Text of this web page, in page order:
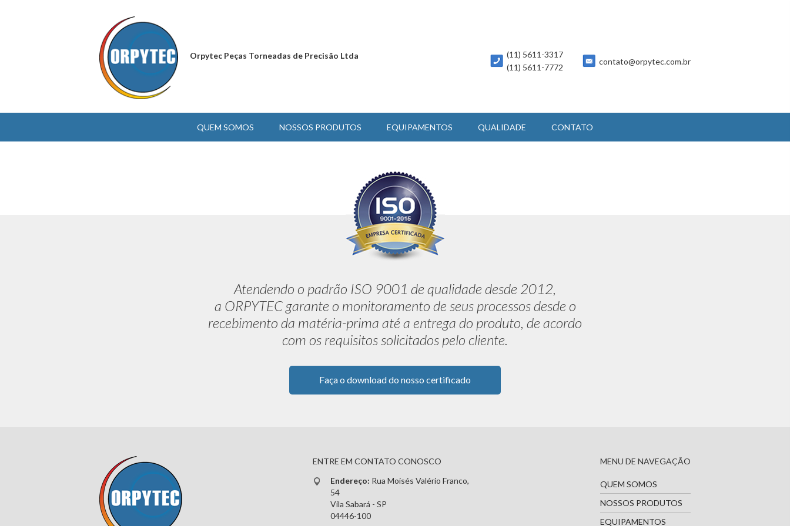
Orpytec Peças Torneadas de Precisão Ltda
(11) 5611-3317
(11) 5611-7772
contato@orpytec.com.br
QUEM SOMOS NOSSOS PRODUTOS EQUIPAMENTOS QUALIDADE CONTATO
Atendendo o padrão ISO 9001 de qualidade desde 2012,
a ORPYTEC garante o monitoramento de seus processos desde o
recebimento da matéria-prima até a entrega do produto, de acordo
com os requisitos solicitados pelo cliente.
Faça o download do nosso certificado
ENTRE EM CONTATO CONOSCO
Endereço: Rua Moisés Valério Franco,
54
Vila Sabará - SP
04446-100
MENU DE NAVEGAÇÃO
QUEM SOMOS
NOSSOS PRODUTOS
EQUIPAMENTOS